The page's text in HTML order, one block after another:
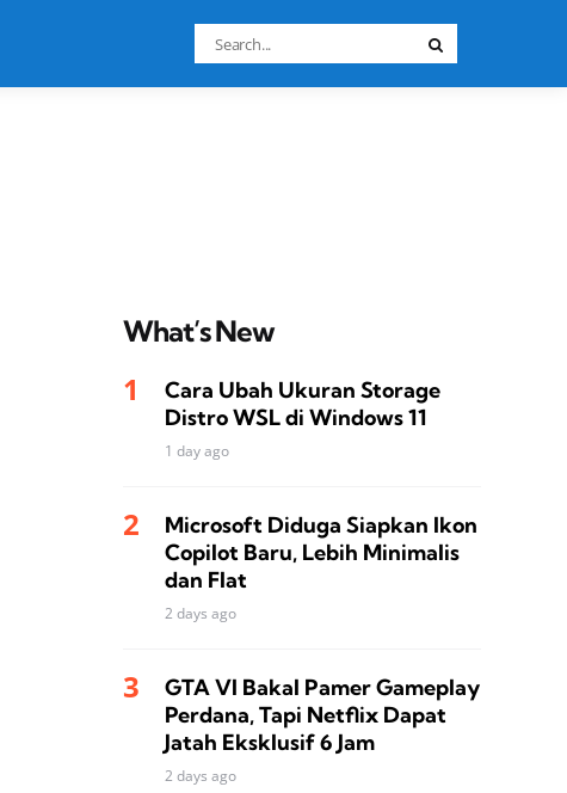
Search
for:
What’s New
Cara Ubah Ukuran Storage
Distro WSL di Windows 11
1 day ago
Microsoft Diduga Siapkan Ikon
Copilot Baru, Lebih Minimalis
dan Flat
2 days ago
GTA VI Bakal Pamer Gameplay
Perdana, Tapi Netflix Dapat
Jatah Eksklusif 6 Jam
2 days ago